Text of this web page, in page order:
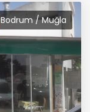
Bodrum / Muğla